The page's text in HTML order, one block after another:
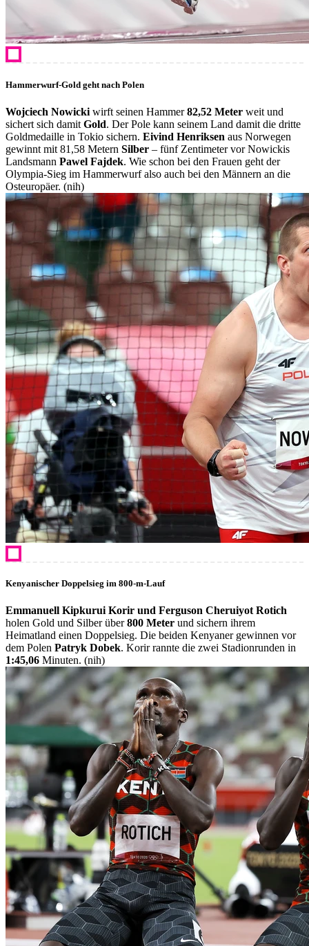
Hammerwurf-Gold geht nach Polen
Wojciech Nowicki wirft seinen Hammer82,52 Meter weit und
sichert sich damit Gold. Der Pole kann seinem Land damit die dritte
Goldmedaille in Tokio sichern. Eivind Henriksen aus Norwegen
gewinnt mit 81,58 Metern Silber – fünf Zentimeter vor Nowickis
Landsmann Pawel Fajdek. Wie schon bei den Frauen geht der
Olympia-Sieg im Hammerwurf also auch bei den Männern an die
Osteuropäer. (nih)
Kenyanischer Doppelsieg im 800-m-Lauf
Emmanuell Kipkurui Korir und Ferguson Cheruiyot Rotich
holen Gold und Silber über800 Meter und sichern ihrem
Heimatland einen Doppelsieg. Die beiden Kenyaner gewinnen vor
dem Polen Patryk Dobek. Korir rannte die zwei Stadionrunden in
1:45,06 Minuten. (nih)